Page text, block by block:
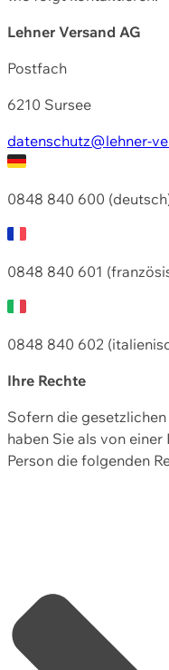
Lehner Versand AG
Postfach
6210 Sursee
datenschutz@lehner-
0848 840 600
0848 840 601
0848 840 602
Ihre Rechte
Sofern die
haben Sie als von
Person die folgenden